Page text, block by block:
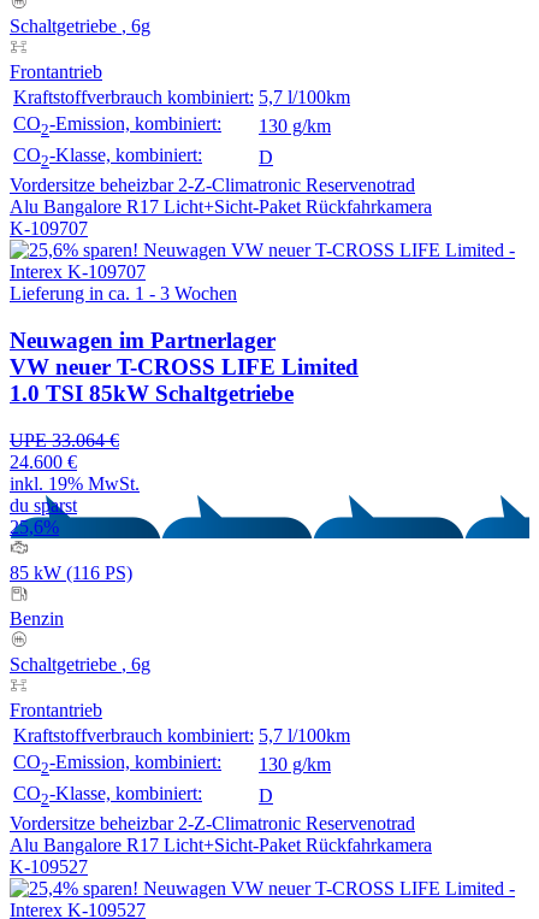
Schaltgetriebe , 6g
Frontantrieb
Kraftstoffverbrauch kombiniert: 5,7 l/100km
CO2-Emission, kombiniert:
130 g/km
CO2-Klasse, kombiniert:
D
Vordersitze beheizbar 2-Z-Climatronic Reservenotrad
Alu Bangalore R17 Licht+Sicht-Paket Rückfahrkamera
K-109707
Lieferung in ca. 1 - 3 Wochen
Neuwagen im Partnerlager
VW neuer T-CROSS LIFE Limited
1.0 TSI 85kW Schaltgetriebe
UPE 33.064 €
24.600 €
inkl. 19% MwSt.
du sparst
25,6%
85 kW (116 PS)
Benzin
Schaltgetriebe , 6g
Frontantrieb
Kraftstoffverbrauch kombiniert: 5,7 l/100km
CO2-Emission, kombiniert:
130 g/km
CO2-Klasse, kombiniert:
D
Vordersitze beheizbar 2-Z-Climatronic Reservenotrad
Alu Bangalore R17 Licht+Sicht-Paket Rückfahrkamera
K-109527